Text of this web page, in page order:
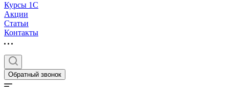
Курсы 1С
Акции
Статьи
Контакты
Обратный звонок